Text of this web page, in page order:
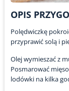
OPIS
Polędwiczkę
przyprawić solą i
Olej wymieszać z
Posmarować
lodówki na kilka